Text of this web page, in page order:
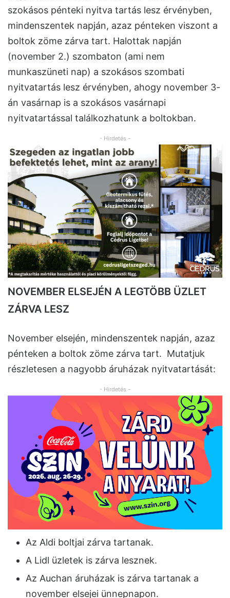
szokásos pénteki nyitva tartás lesz érvényben,
mindenszentek napján, azaz pénteken viszont a
boltok zöme zárva tart. Halottak napján
(november 2.) szombaton (ami nem
munkaszüneti nap) a szokásos szombati
nyitvatartás lesz érvényben, ahogy november 3-
án vasárnap is a szokásos vasárnapi
nyitvatartással találkozhatunk a boltokban.
- Hirdetés -
NOVEMBER ELSEJÉN A LEGTÖBB ÜZLET
ZÁRVA LESZ
November elsején, mindenszentek napján, azaz
pénteken a boltok zöme zárva tart. Mutatjuk
részletesen a nagyobb áruházak nyitvatartását:
- Hirdetés -
Az Aldi boltjai zárva tartanak.
A Lidl üzletek is zárva lesznek.
Az Auchan áruházak is zárva tartanak a
november elsejei ünnepnapon.